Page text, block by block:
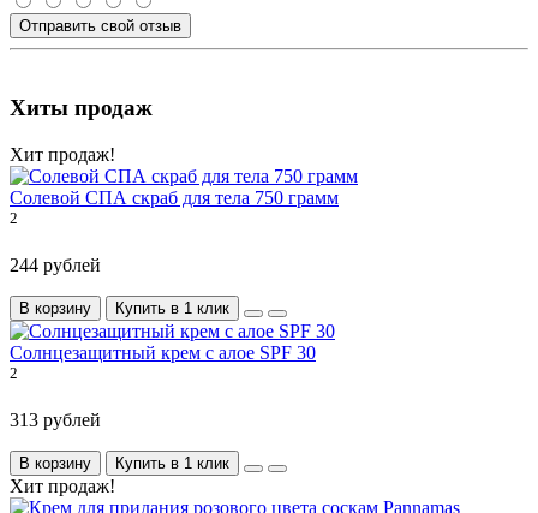
Отправить свой отзыв
Хиты продаж
Хит продаж!
Солевой СПА скраб для тела 750 грамм
2
244 рублей
В корзину Купить в 1 клик
Солнцезащитный крем с алое SPF 30
2
313 рублей
В корзину Купить в 1 клик
Хит продаж!